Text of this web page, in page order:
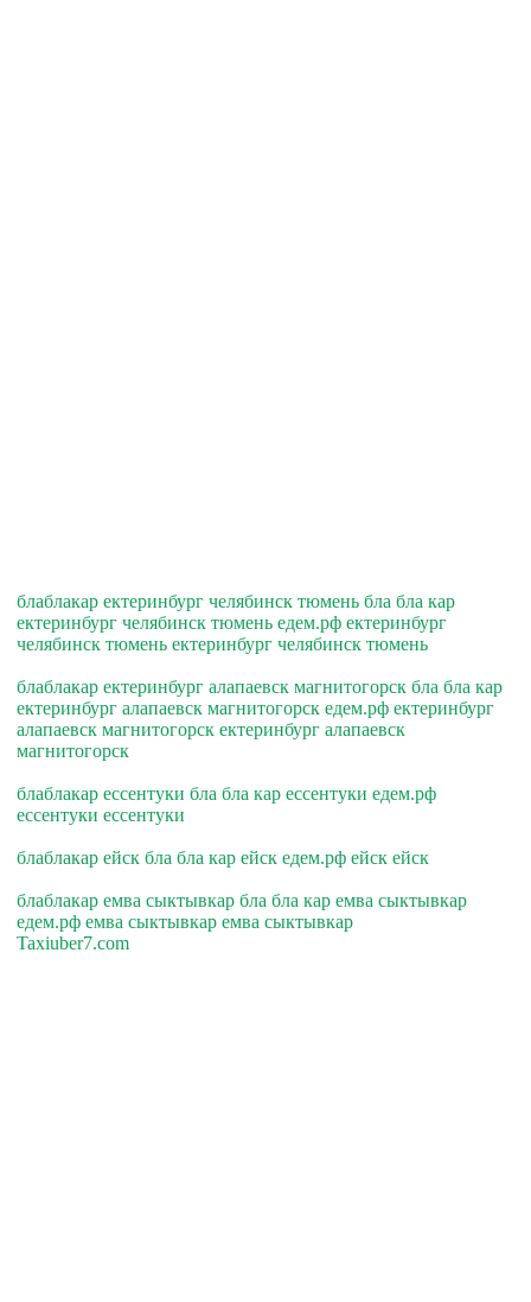
блаблакар ектеринбург челябинск тюмень бла бла кар
ектеринбург челябинск тюмень едем.рф ектеринбург
челябинск тюмень ектеринбург челябинск тюмень
блаблакар ектеринбург алапаевск магнитогорск бла бла кар
ектеринбург алапаевск магнитогорск едем.рф ектеринбург
алапаевск магнитогорск ектеринбург алапаевск
магнитогорск
блаблакар ессентуки бла бла кар ессентуки едем.рф
ессентуки ессентуки
блаблакар ейск бла бла кар ейск едем.рф ейск ейск
блаблакар емва сыктывкар бла бла кар емва сыктывкар
едем.рф емва сыктывкар емва сыктывкар
Taxiuber7.com